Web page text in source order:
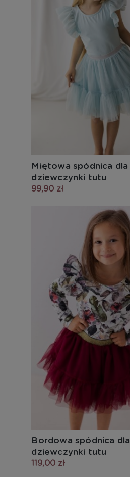
Miętowa spódnica dla
dziewczynki tutu
99,90 zł
Bordowa spódnica dla
dziewczynki tutu
119,00 zł